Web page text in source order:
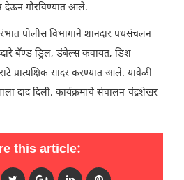
देऊन गौरविण्यात आले.
पोलीस विभागाने शानदार पथसंचलन
बॅण्ड ड्रिल, डंबेल्स कवायत, डिश
प्रात्यक्षिक सादर करण्यात आले. यावेळी
दाद दिली. कार्यक्रमाचे संचालन चंद्रशेखर
this article: